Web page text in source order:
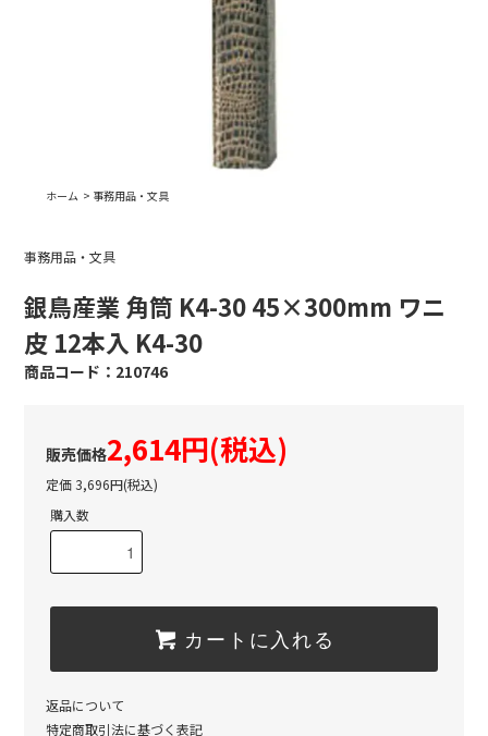
ホーム > 事務用品・文具
事務用品・文具
銀鳥産業 角筒 K4-30 45×300mm ワニ
皮 12本入 K4-30
210746
2,614円(税込)
定価 3,696円(税込)
購入数
カートに入れる
返品について
特定商取引法に基づく表記